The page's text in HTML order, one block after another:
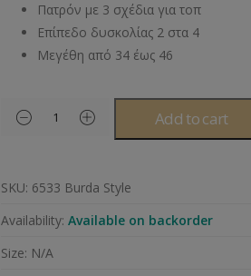
Μοντγκόμερι
Άλλα Υλικά
Πατρόν με 3 σχέδια για τοπ
Επίπεδο δυσκολίας 2 στα 4
Μεγέθη από 34 έως 46
Add to cart
SKU: 6533 Burda Style
Availability: Available on backorder
Size: N/A